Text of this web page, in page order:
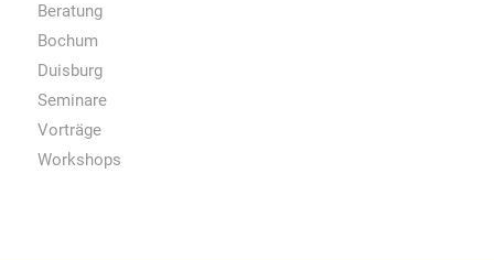
Beratung
Bochum
Duisburg
Seminare
Vorträge
Workshops